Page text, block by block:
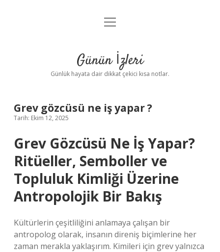
Anasayfa
Yasal Uyarı
menüyü
Günün İzleri
Günlük hayata dair dikkat çekici kısa notlar.
Grev gözcüsü ne iş yapar ?
Tarih: Ekim 12, 2025
Grev Gözcüsü Ne İş Yapar?
Ritüeller, Semboller ve
Topluluk Kimliği Üzerine
Antropolojik Bir Bakış
Kültürlerin çeşitliliğini anlamaya çalışan bir
antropolog olarak, insanın direniş biçimlerine her
zaman merakla yaklaşırım. Kimileri için grev yalnızca